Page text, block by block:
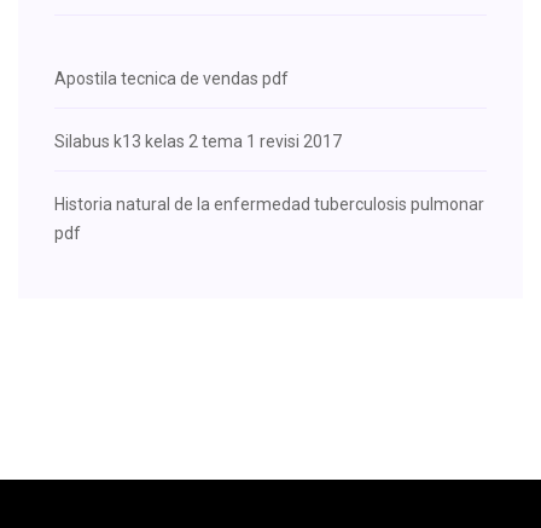
Apostila tecnica de vendas pdf
Silabus k13 kelas 2 tema 1 revisi 2017
Historia natural de la enfermedad tuberculosis pulmonar
pdf